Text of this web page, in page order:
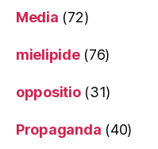
Media (72)
mielipide(76)
oppositio(31)
Propaganda (40)